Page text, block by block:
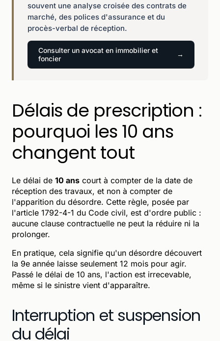
souvent une analyse croisée des contrats de
marché, des polices d'assurance et du
procès-verbal de réception.
Consulter un avocat en immobilier et
foncier
Délais de prescription :
pourquoi les 10 ans
changent tout
Le délai de 10 ans court à compter de la date de
réception des travaux, et non à compter de
l'apparition du désordre. Cette règle, posée par
l'article 1792-4-1 du Code civil, est d'ordre public :
aucune clause contractuelle ne peut la réduire ni la
prolonger.
En pratique, cela signifie qu'un désordre découvert
la 9e année laisse seulement 12 mois pour agir.
Passé le délai de 10 ans, l'action est irrecevable,
même si le sinistre vient d'apparaître.
Interruption et suspension
du délai